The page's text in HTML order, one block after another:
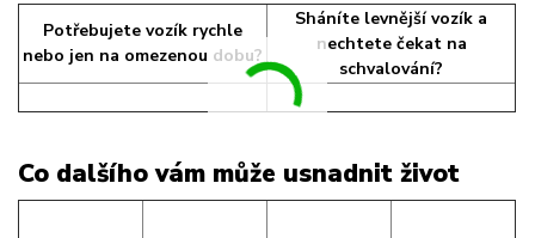
Potřebujete vozík rychle
nebo jen na omezenou dobu?
Sháníte levnější vozík a
nechtete čekat na
schvalování?
Co dalšího vám může usnadnit život